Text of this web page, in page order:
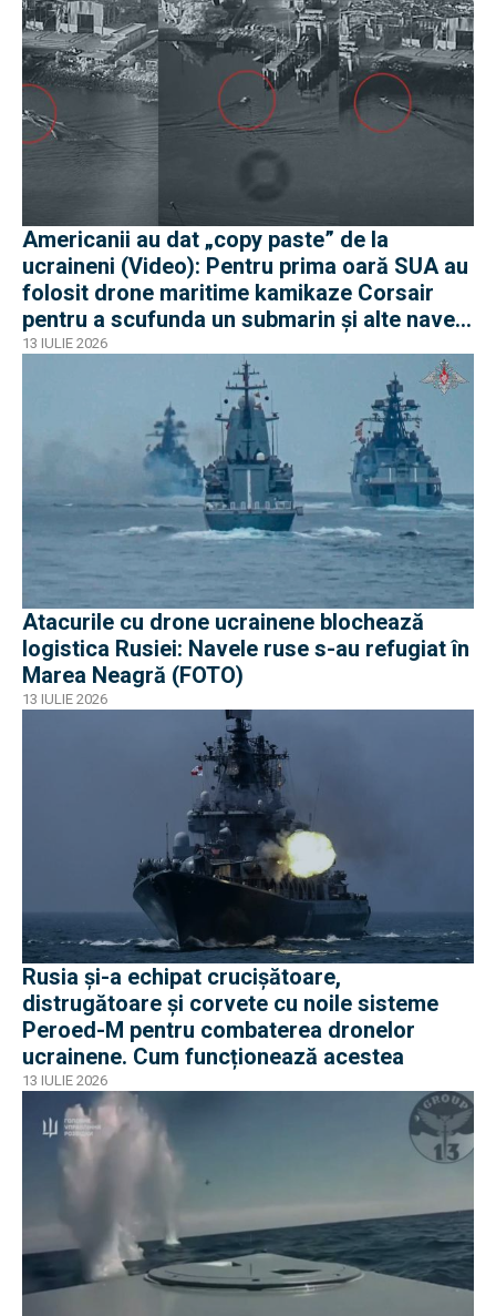
Americanii au dat „copy paste” de la
ucraineni (Video): Pentru prima oară SUA au
folosit drone maritime kamikaze Corsair
pentru a scufunda un submarin și alte nave
iraniene
13 IULIE 2026
Atacurile cu drone ucrainene blochează
logistica Rusiei: Navele ruse s-au refugiat în
Marea Neagră (FOTO)
13 IULIE 2026
Rusia și-a echipat crucișătoare,
distrugătoare și corvete cu noile sisteme
Peroed-M pentru combaterea dronelor
ucrainene. Cum funcționează acestea
13 IULIE 2026